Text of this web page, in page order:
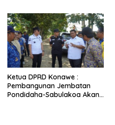
Ketua DPRD Konawe :
Pembangunan Jembatan
Pondidaha-Sabulakoa Akan